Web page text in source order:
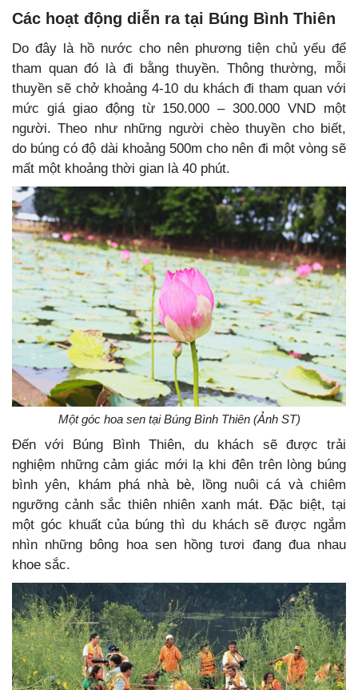
Các hoạt động diễn ra tại Búng Bình Thiên
Do đây là hồ nước cho nên phương tiện chủ yếu để
tham quan đó là đi bằng thuyền. Thông thường, mỗi
thuyền sẽ chở khoảng 4-10 du khách đi tham quan với
mức giá giao động từ 150.000 – 300.000 VND một
người. Theo như những người chèo thuyền cho biết,
do búng có độ dài khoảng 500m cho nên đi một vòng sẽ
mất một khoảng thời gian là 40 phút.
Một góc hoa sen tại Búng Bình Thiên (Ảnh ST)
Đến với Búng Bình Thiên, du khách sẽ được trải
nghiệm những cảm giác mới lạ khi đên trên lòng búng
bình yên, khám phá nhà bè, lồng nuôi cá và chiêm
ngưỡng cảnh sắc thiên nhiên xanh mát. Đặc biệt, tại
một góc khuất của búng thì du khách sẽ được ngắm
nhìn những bông hoa sen hồng tươi đang đua nhau
khoe sắc.